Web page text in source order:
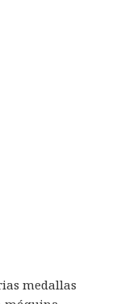
medallas